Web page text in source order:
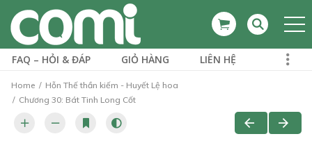
FAQ – HỎI & ĐÁP GIỎ HÀNG LIÊN HỆ
Home
Hỗn Thế thần kiếm - Huyết Lệ hoa
Chương 30: Bát Tinh Long Cốt